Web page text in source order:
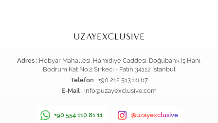
Adres : Hobyar Mahallesi. Hamidiye Caddesi. Doğubank İş Hanı.
Bodrum Kat No:2 Sirkeci - Fatih 34112 İstanbul
Telefon : +90 212 513 16 67
E-Mail : info@uzayexclusive.com
+90 554 110 81 11 @uzayexclusive